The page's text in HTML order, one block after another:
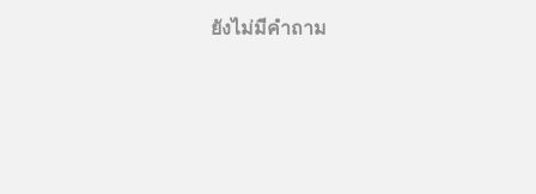
ยังไม่มีคำถาม